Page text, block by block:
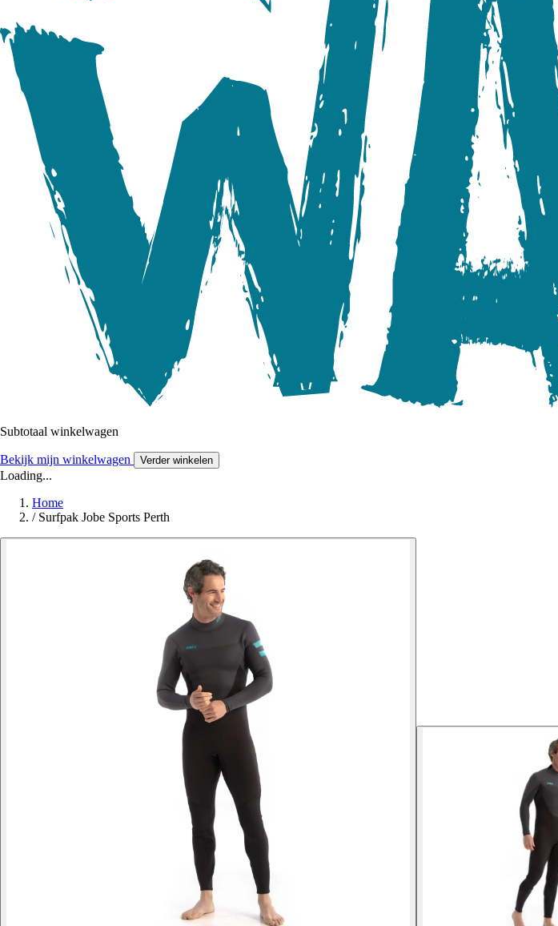
Subtotaal winkelwagen
Bekijk mijn winkelwagen Verder winkelen
Loading...
Home
/ Surfpak Jobe Sports Perth